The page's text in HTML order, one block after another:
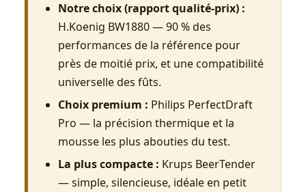
Notre choix (rapport qualité-prix) :
H.Koenig BW1880 — 90 % des
performances de la référence pour
près de moitié prix, et une compatibilité
universelle des fûts.
Choix premium : Philips PerfectDraft
Pro — la précision thermique et la
mousse les plus abouties du test.
La plus compacte : Krups BeerTender
— simple, silencieuse, idéale en petit